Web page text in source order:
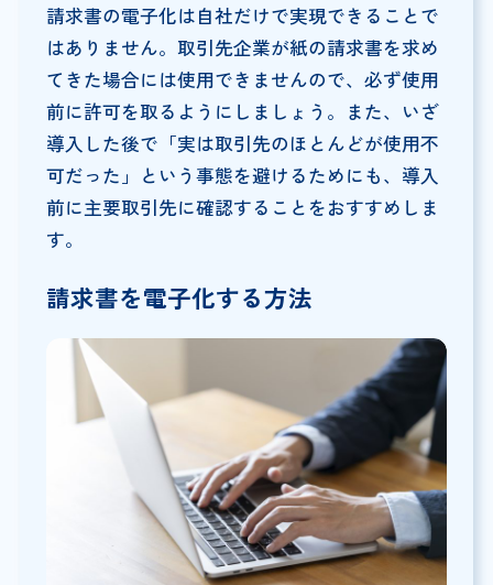
請求書の電子化は自社だけで実現できることで
はありません。取引先企業が紙の請求書を求め
てきた場合には使用できませんので、必ず使用
前に許可を取るようにしましょう。また、いざ
導入した後で「実は取引先のほとんどが使用不
可だった」という事態を避けるためにも、導入
前に主要取引先に確認することをおすすめしま
す。
請求書を電子化する方法